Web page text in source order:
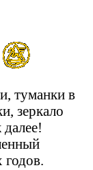
туманки в
зеркало
далее!